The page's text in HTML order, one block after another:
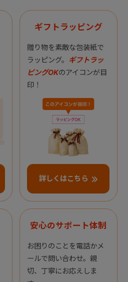
ギフトラッピング
贈り物を素敵な包装紙で
ラッピング。 ギフトラッ
ピングOKのアイコンが目
印！
詳しくはこちら
安心のサポート体制
お困りのことを電話かメ
ールで問い合わせ。親
切、丁寧にお応えしま